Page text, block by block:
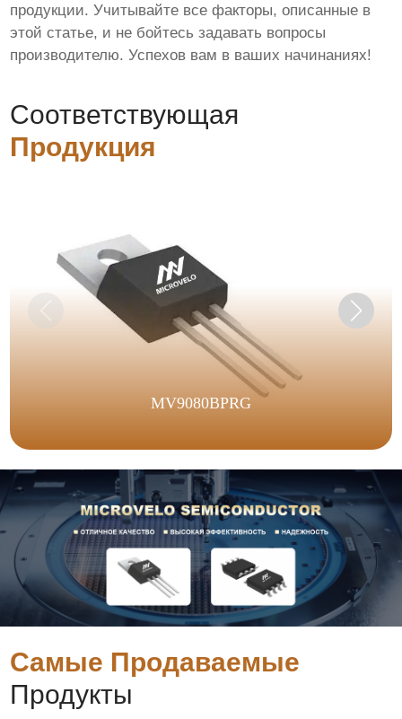
продукции. Учитывайте все факторы, описанные в
этой статье, и не бойтесь задавать вопросы
производителю. Успехов вам в ваших начинаниях!
Соответствующая
Продукция
MV9080BPRG
Самые Продаваемые
Продукты